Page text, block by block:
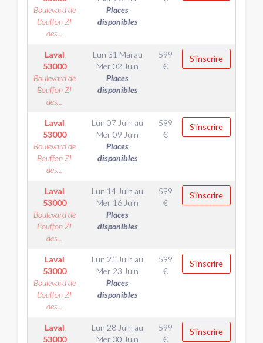
Boulevard de
Bouffon ZI
des...
Places
disponibles
Laval
53000
Boulevard de
Bouffon ZI
des...
Lun 31 Maiau
Mer 02 Juin
Places
disponibles
599
€
S'inscrire
Laval
53000
Boulevard de
Bouffon ZI
des...
Lun 07 Juin au
Mer 09 Juin
Places
disponibles
599
€
S'inscrire
Laval
53000
Boulevard de
Bouffon ZI
des...
Lun 14 Juin au
Mer 16 Juin
Places
disponibles
599
€
S'inscrire
Laval
53000
Boulevard de
Bouffon ZI
des...
Lun 21 Juin au
Mer 23 Juin
Places
disponibles
599
€
S'inscrire
Laval
53000
Lun 28 Juin au
Mer 30 Juin
599
€
S'inscrire